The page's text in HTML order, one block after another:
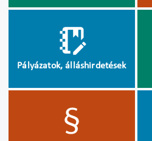
Pályázatok, álláshirdetések